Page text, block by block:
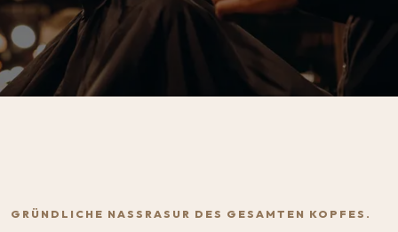
GRÜNDLICHE NASSRASUR DES GESAMTEN KOPFES.